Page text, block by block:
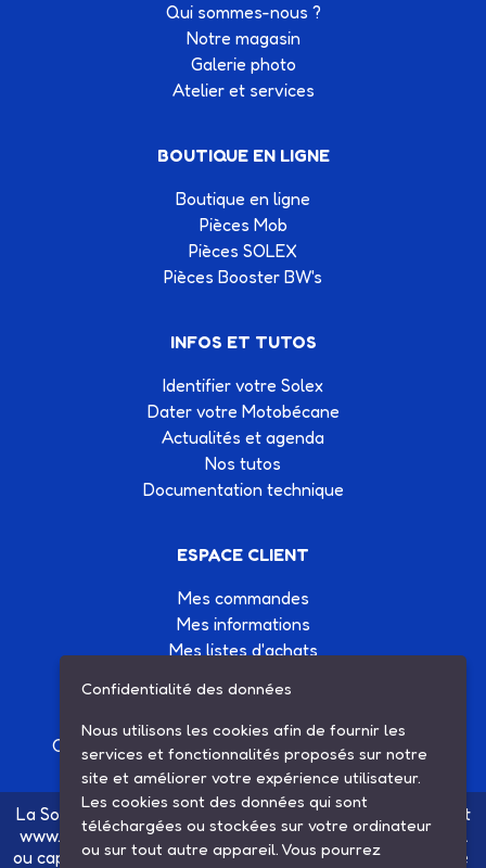
Qui sommes-nous ?
Notre magasin
Galerie photo
Atelier et services
BOUTIQUE EN LIGNE
Boutique en ligne
Pièces Mob
Pièces SOLEX
Pièces Booster BW's
INFOS ET TUTOS
Identifier votre Solex
Dater votre Motobécane
Actualités et agenda
Nos tutos
Documentation technique
ESPACE CLIENT
Mes commandes
Mes informations
Mes listes d'achats
Création site Internet Factor’IT
Mentions légales
La Société SARL ETS MAUGER, exploitante du site internet
www.ets-mauger.com, n'a aucun lien juridique, commercial
ou capitalistique avec la société SINBAR - Groupe Easybike
Confidentialité des données
Nous utilisons les cookies afin de fournir les
services et fonctionnalités proposés sur notre
site et améliorer votre expérience utilisateur.
Les cookies sont des données qui sont
téléchargées ou stockées sur votre ordinateur
ou sur tout autre appareil. Vous pourrez